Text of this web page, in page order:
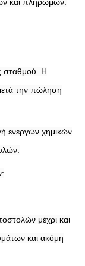
σταθμού. Η
την πώληση
ενεργών χημικών
μέχρι και
και ακόμη